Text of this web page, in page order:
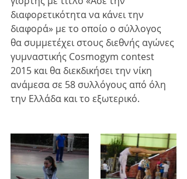
διαφορετικότητα να κάνει την
διαφορά» με το οποίο ο σύλλογος
θα συμμετέχει στους διεθνής αγώνες
γυμναστικής Cosmogym contest
2015 και θα διεκδικήσει την νίκη
ανάμεσα σε 58 συλλόγους από όλη
την Ελλάδα και το εξωτερικό.